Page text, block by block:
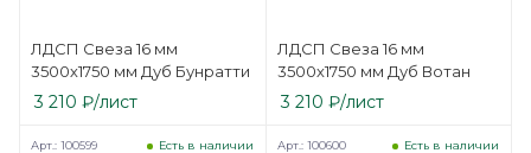
ЛДСП Свеза 16 мм
3500х1750 мм Дуб Бунратти
3 210 ₽/лист
ЛДСП Свеза 16 мм
3500х1750 мм Дуб Вотан
3 210 ₽/лист
Есть в наличии
Арт.: 100599 Есть в наличии
Арт.: 100600